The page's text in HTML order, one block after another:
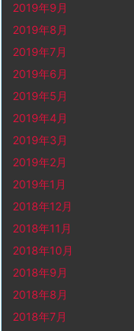
2019年9月
2019年8月
2019年7月
2019年6月
2019年5月
2019年4月
2019年3月
2019年2月
2019年1月
2018年12月
2018年11月
2018年10月
2018年9月
2018年8月
2018年7月